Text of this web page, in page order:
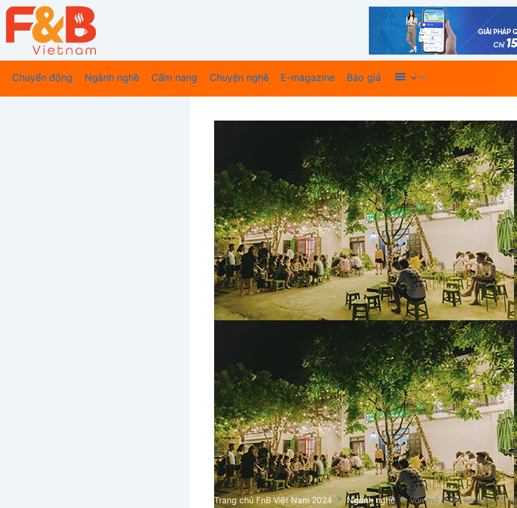
Nhảy
Chuyển động
Ngành nghề Cẩm nang Chuyện nghề E-magazine Báo giá Xem thêm
Trang chủ FnB Việt Nam 2024 Ngành nghề Vốn mở quán trà sữa vỉa hè